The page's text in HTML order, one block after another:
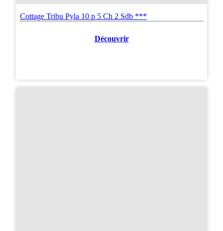
Cottage Tribu Pyla 10 p 5 Ch 2 Sdb ***
Découvrir